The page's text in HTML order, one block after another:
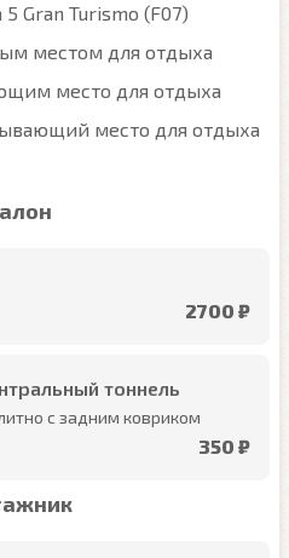
Gran Turismo (F07)
местом для отдыха
место для отдыха
место для отдыха
2700 ₽
тоннель
с задним ковриком
350 ₽